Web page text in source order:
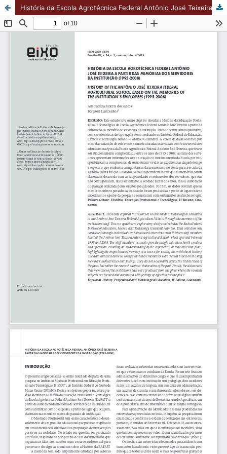
História da Escola Agrotécnica Federal Antônio José Teixeira a partir de Memórias dos servidores da instituição (1995-2008)